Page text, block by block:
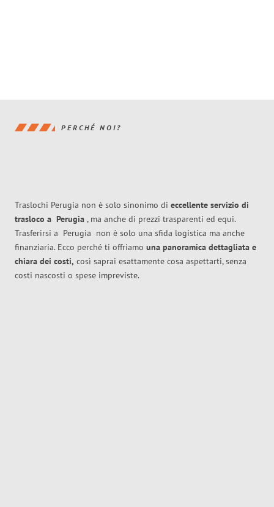
PERCHÉ NOI?
Traslochi Perugia non è solo sinonimo di eccellente servizio di
trasloco a Perugia , ma anche di prezzi trasparenti ed equi.
Trasferirsi a Perugia non è solo una sfida logistica ma anche
finanziaria. Ecco perché ti offriamo una panoramica dettagliata e
chiara dei costi, così saprai esattamente cosa aspettarti, senza
costi nascosti o spese impreviste.